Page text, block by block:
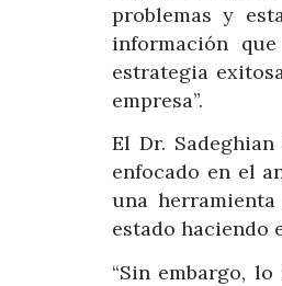
problemas y
información
estrategia
empresa”.
El Dr.
enfocado en el
una
estado haciendo
“Sin embargo,